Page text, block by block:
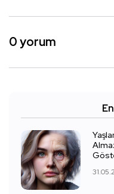
0 yorum